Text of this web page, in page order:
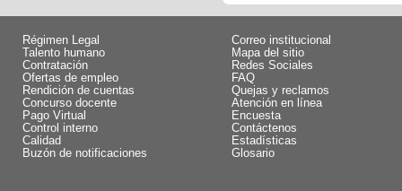
Régimen Legal
Talento humano
Contratación
Ofertas de empleo
Rendición de cuentas
Concurso docente
Pago Virtual
Control interno
Calidad
Buzón de notificaciones
Correo institucional
Mapa del sitio
Redes Sociales
FAQ
Quejas y reclamos
Atención en línea
Encuesta
Contáctenos
Estadísticas
Glosario